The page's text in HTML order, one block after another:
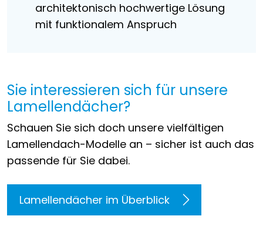
architektonisch hochwertige Lösung
mit funktionalem Anspruch
Sie interessieren sich für unsere
Lamellendächer?
Schauen Sie sich doch unsere vielfältigen
Lamellendach-Modelle an – sicher ist auch das
passende für Sie dabei.
Lamellendächer im Überblick